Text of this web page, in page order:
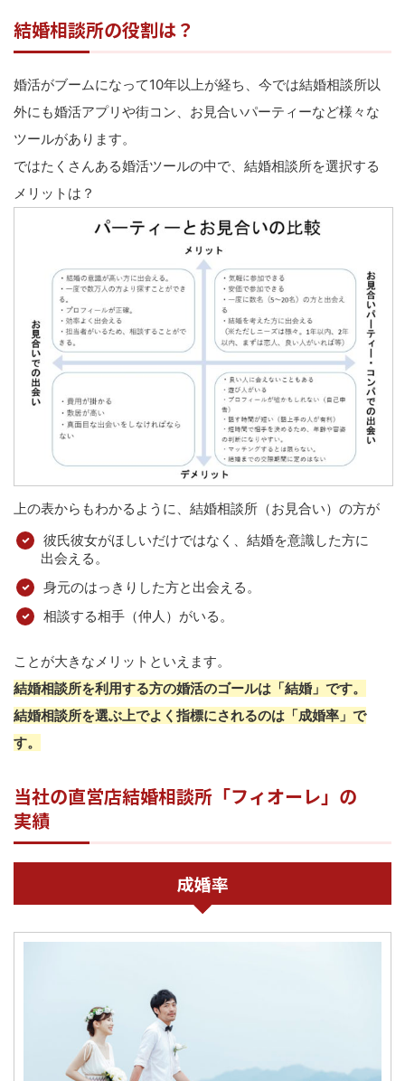
結婚相談所の役割は？
婚活がブームになって10年以上が経ち、今では結婚相談所以
外にも婚活アプリや街コン、お見合いパーティーなど様々な
ツールがあります。
ではたくさんある婚活ツールの中で、結婚相談所を選択する
メリットは？
上の表からもわかるように、結婚相談所（お見合い）の方が
彼氏彼女がほしいだけではなく、結婚を意識した方に
出会える。
身元のはっきりした方と出会える。
相談する相手（仲人）がいる。
ことが大きなメリットといえます。
結婚相談所を利用する方の婚活のゴールは「結婚」です。
結婚相談所を選ぶ上でよく指標にされるのは「成婚率」で
す。
当社の直営店結婚相談所「フィオーレ」の
実績
成婚率